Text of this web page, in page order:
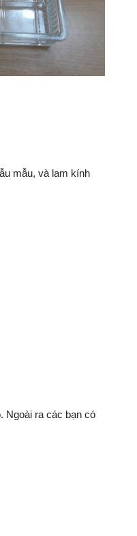
mẫu, và lam kính
Ngoài ra các bạn có